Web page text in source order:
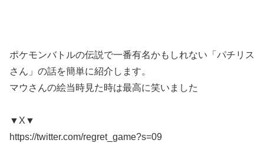
ポケモンバトルの伝説で一番有名かもしれない「パチリス
さん」の話を簡単に紹介します。
マウさんの絵当時見た時は最高に笑いました
▼X▼
https://twitter.com/regret_game?s=09